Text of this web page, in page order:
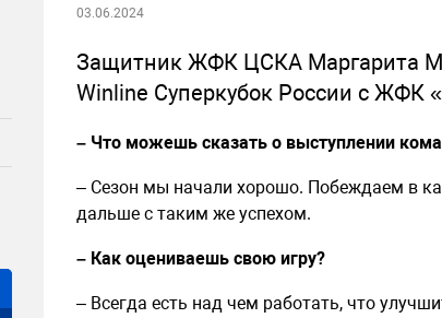
03.06.2024
Защитник ЖФК ЦСКА Маргарита
Winline Суперкубок России с ЖФК
– Что можешь сказать о выступлении
– Сезон мы начали хорошо. Побеждаем в
дальше с таким же успехом.
– Как оцениваешь свою игру?
– Всегда есть над чем работать, что